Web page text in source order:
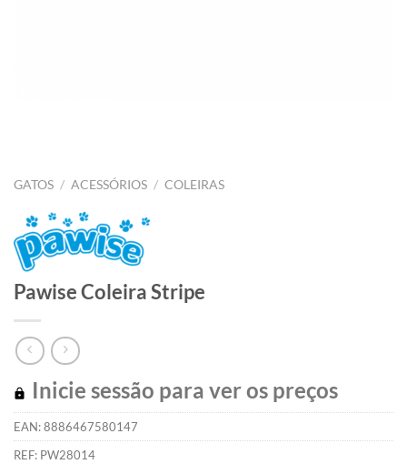
GATOS / ACESSÓRIOS / COLEIRAS
Pawise Coleira Stripe
Inicie sessão para ver os preços
EAN:8886467580147
REF: PW28014